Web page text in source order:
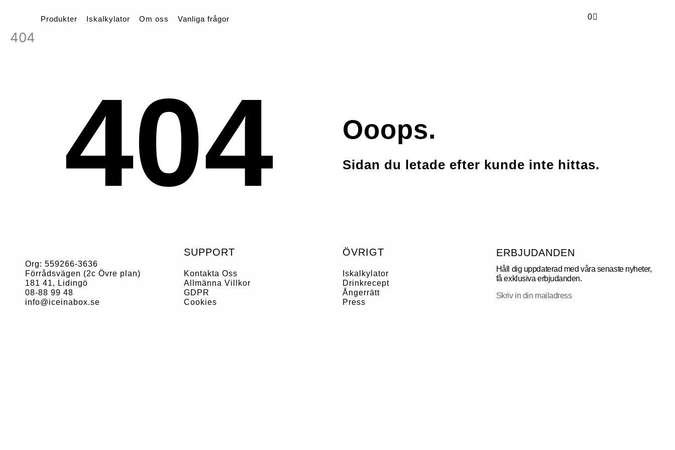
innehåll
Produkter Iskalkylator Om oss Vanliga frågor 0
Varukorg
404
404 Ooops.
Sidan du letade efter kunde inte hittas.
Org:559266-3636
Förrådsvägen (2c Övre plan)
181 41, Lidingö
08-88 99 48
info@iceinabox.se
SUPPORT
Kontakta Oss
Allmänna Villkor
GDPR
Cookies
ÖVRIGT
Iskalkylator
Drinkrecept
Ångerrätt
Press
ERBJUDANDEN
Håll dig uppdaterad med våra senaste nyheter,
få exklusiva erbjudanden.
Skriv